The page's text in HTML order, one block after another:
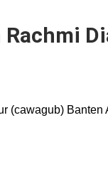
(cawagub) Banten